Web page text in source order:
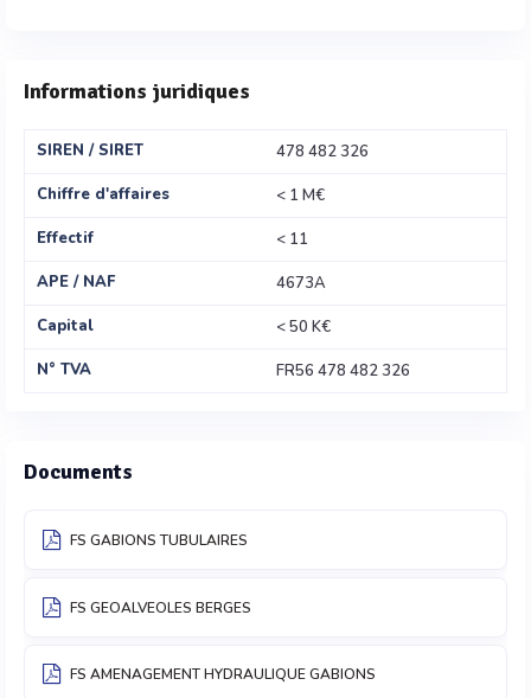
Informations juridiques
SIREN / SIRET
478 482 326
Chiffre d'affaires
< 1 M€
Effectif
< 11
APE / NAF
4673A
Capital
< 50 K€
N° TVA
FR56 478 482 326
Documents
FS GABIONS TUBULAIRES
FS GEOALVEOLES BERGES
FS AMENAGEMENT HYDRAULIQUE GABIONS